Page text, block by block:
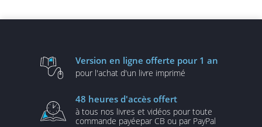
Version en ligne offerte pour 1 an
pour l'achat d'un livre imprimé
48 heures d'accès offert
à tous nos livres et vidéos pour toute
commande payéepar CB ou par PayPal